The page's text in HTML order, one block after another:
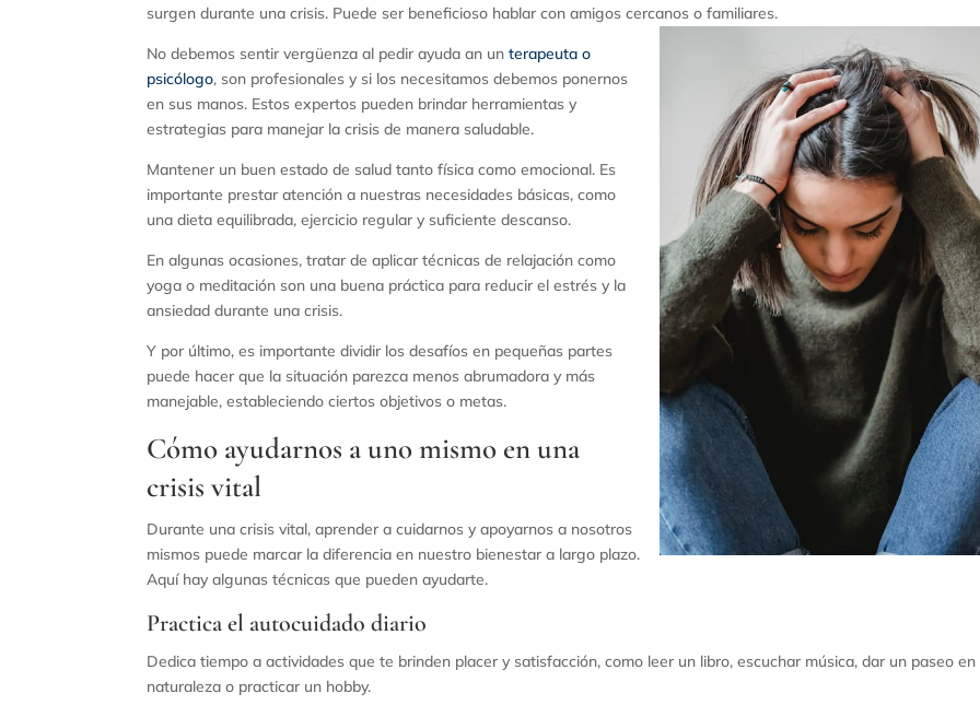
surgen durante una crisis. Puede ser beneficioso hablar con amigos cercanos o familiares.
No debemos sentir vergüenza al pedir ayuda an unterapeuta o
psicólogo, son profesionales y si los necesitamos debemos ponernos
en sus manos. Estos expertos pueden brindar herramientas y
estrategias para manejar la crisis de manera saludable.
Mantener un buen estado de salud tanto física como emocional. Es
importante prestar atención a nuestras necesidades básicas, como
una dieta equilibrada, ejercicio regular y suficiente descanso.
En algunas ocasiones, tratar de aplicar técnicas de relajación como
yoga o meditación son una buena práctica para reducir el estrés y la
ansiedad durante una crisis.
Y por último, es importante dividir los desafíos en pequeñas partes
puede hacer que la situación parezca menos abrumadora y más
manejable, estableciendo ciertos objetivos o metas.
Cómo ayudarnos a uno mismo en una
crisis vital
Durante una crisis vital, aprender a cuidarnos y apoyarnos a nosotros
mismos puede marcar la diferencia en nuestro bienestar a largo plazo.
Aquí hay algunas técnicas que pueden ayudarte.
Practica el autocuidado diario
Dedica tiempo a actividades que te brinden placer y satisfacción, como leer un libro, escuchar música, dar un paseo en
naturaleza o practicar un hobby.